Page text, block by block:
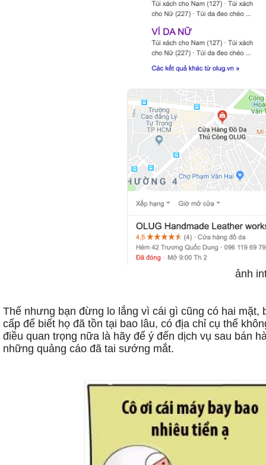
ảnh
Thế nhưng bạn đừng lo lắng vì cái gì cũng có hai
cấp để biết họ đã tồn tại bao lâu, có địa chỉ cụ thể
điều quan trọng nữa là hãy để ý đến dịch vụ sau bán
những quảng cáo đã tai sướng mắt.